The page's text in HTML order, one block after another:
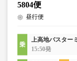
5804便
昼行便
上高地バスター
15:50発